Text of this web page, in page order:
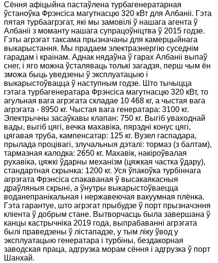
Сёння афіцыйна пастаўлена турбагенератарная
ўстаноўка Фрэнсіса магутнасцю 320 кВт для Албаніі. Гэта
пятая турбаагрэгат, які мы замовілі ў нашага агента ў
Албаніі з моманту нашага супрацоўніцтва ў 2015 годзе.
Гэты агрэгат таксама прызначаны для камерцыйнага
выкарыстання. Мы прадаем электраэнергію суседнім
гарадам і краінам. Аднак нядаўна ў гарах Албаніі выпаў
снег, і яго можна ўсталяваць толькі загадзя, перш чым ён
зможа быць уведзены ў эксплуатацыю і
выкарыстоўвацца ў наступным годзе. Што тычыцца
гэтага турбагенератара Фрэнсіса магутнасцю 320 кВт, то
агульная вага агрэгата складае 10 468 кг, а чыстая вага
агрэгата - 8950 кг. Чыстая вага генератара: 3100 кг.
Электрычны засаўкавы клапан: 750 кг. Выгіб уваходнай
вады, выгіб цягі, вечка махавіка, пярэдні конус цягі,
цягавая труба, кампенсатар: 125 кг. Вузел гаспадара,
прылада процівагі, злучальныя дэталі: тормаз (з балтам),
тармазная калодка: 2650 кг. Махавік, накіроўвалая
рухавіка, цяжкі ўдарны механізм (цяжкая частка ўдару),
стандартная скрынка: 1200 кг. Уся ўпакоўка турбіннага
агрэгата Фрэнсіса спакаваная ў высакаякасныя
драўляныя скрыні, а ўнутры выкарыстоўваецца
воданепранікальная і нержавеючая вакуумная плёнка.
Гэта гарантуе, што агрэгат прыбудзе ў порт прызначэння
кліента ў добрым стане. Вытворчасць была завершана ў
канцы кастрычніка 2019 года, выпрабаванні агрэгата
былі праведзены ў лістападзе, у тым ліку ўвод у
эксплуатацыю генератара і турбіны, бездакорная
заводская праца, адгрузка морам сёння і адгрузка ў порт
Шанхай.